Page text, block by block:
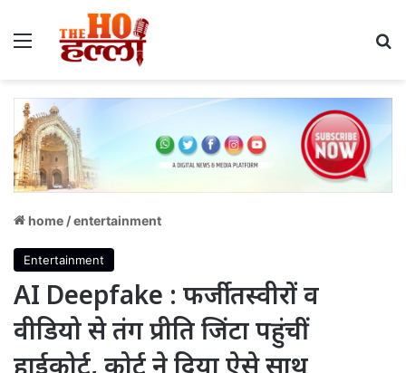
Menu
home /entertainment
Entertainment
AI Deepfake : फर्जी तस्वीरों व
वीडियो से तंग प्रीति जिंटा पहुंचीं